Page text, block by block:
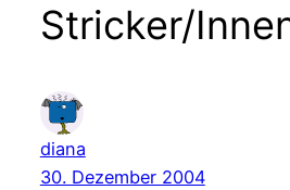
Stricker/
diana
30. Dezember 2004